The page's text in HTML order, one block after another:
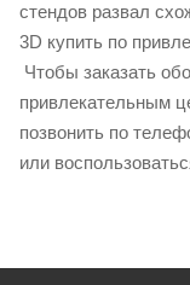
стендов развал
3D купить по
Чтобы заказать
привлекательным
позвонить по
или